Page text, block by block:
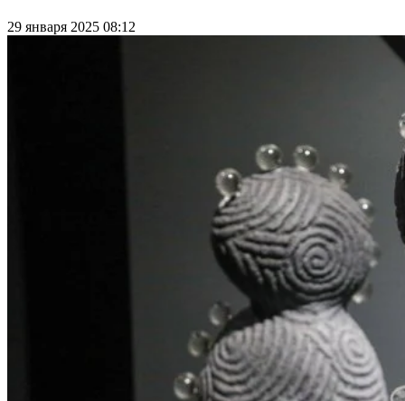
29 января 2025 08:12